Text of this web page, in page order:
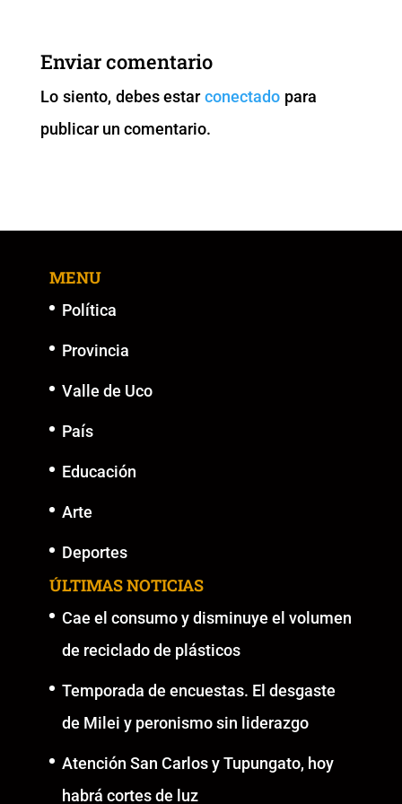
b
o
o
k
A
p
p k
er
Enviar comentario
Lo siento, debes estarconectado para
publicar un comentario.
MENU
Política
Provincia
Valle de Uco
País
Educación
Arte
Deportes
ÚLTIMAS NOTICIAS
Cae el consumo y disminuye el volumen
de reciclado de plásticos
Temporada de encuestas. El desgaste
de Milei y peronismo sin liderazgo
Atención San Carlos y Tupungato, hoy
habrá cortes de luz